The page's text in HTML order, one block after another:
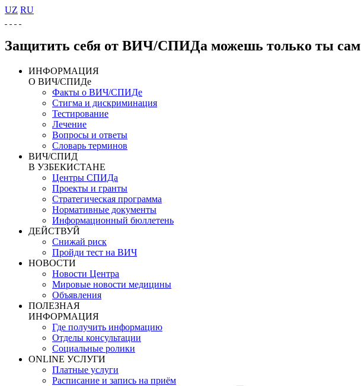
UZ RU
Защитить себя от ВИЧ/СПИДа можешь только ты сам
ИНФОРМАЦИЯ
О ВИЧ/СПИДе
Факты о ВИЧ/СПИДе
Стигма и дискриминация
Тестирование
Лечение
Вопросы и ответы
Словарь терминов
ВИЧ/СПИД
В УЗБЕКИСТАНЕ
Центры СПИДа
Проекты и гранты
Стратегическая программа
Нормативные документы
Информационный бюллетень
ДЕЙСТВУЙ
Снижай риск
Пройди тест на ВИЧ
НОВОСТИ
Новости Центра
Мировые новости медицины
Объявления
ПОЛЕЗНАЯ
ИНФОРМАЦИЯ
Где получить информацию
Отделы консультации
Социальные ролики
ONLINE УСЛУГИ
Платные услуги
Расписание и запись на приём